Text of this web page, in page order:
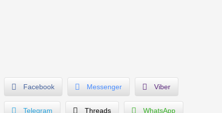
Facebook Messenger Viber
Telegram Threads WhatsApp